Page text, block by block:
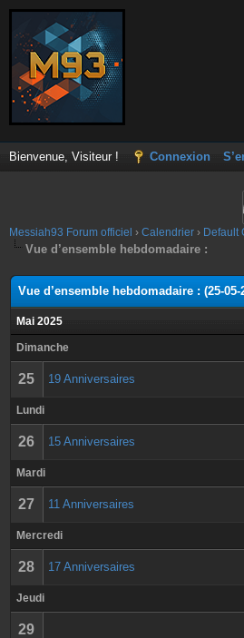
Bienvenue, Visiteur ! Connexion
Messiah93 Forum officiel › Calendrier › Default
Vue d’ensemble hebdomadaire :
Vue d’ensemble hebdomadaire : (25-05-
Mai 2025
Dimanche
25 19 Anniversaires
Lundi
26 15 Anniversaires
Mardi
27 11 Anniversaires
Mercredi
28 17 Anniversaires
Jeudi
29